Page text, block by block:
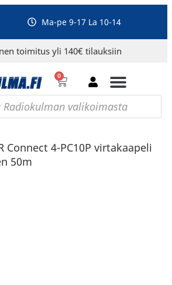
Ma-pe 9-17 La 10-14
toimitus yli 140€ tilauksiin
0
Connect 4-PC10P virtakaapeli
50m